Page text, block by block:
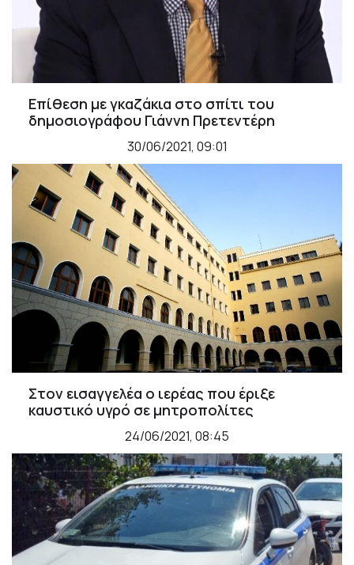
Επίθεση με γκαζάκια στο σπίτι του
δημοσιογράφου Γιάννη Πρετεντέρη
30/06/2021, 09:01
Στον εισαγγελέα ο ιερέας που έριξε
καυστικό υγρό σε μητροπολίτες
24/06/2021, 08:45